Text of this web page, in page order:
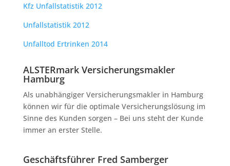
Kfz Unfallstatistik 2012
Unfallstatistik 2012
Unfalltod Ertrinken 2014
ALSTERmark Versicherungsmakler
Hamburg
Als unabhängiger Versicherungsmakler in Hamburg
können wir für die optimale Versicherungslösung im
Sinne des Kunden sorgen – Bei uns steht der Kunde
immer an erster Stelle.
Geschäftsführer Fred Samberger